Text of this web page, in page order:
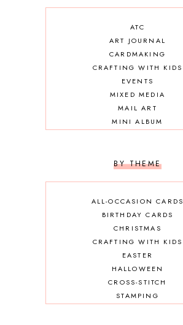
ATC
ART JOURNAL
CARDMAKING
CRAFTING WITH KIDS
EVENTS
MIXED MEDIA
MAIL ART
MINI ALBUM
BY THEME
ALL-OCCASION CARDS
BIRTHDAY CARDS
CHRISTMAS
CRAFTING WITH KIDS
EASTER
HALLOWEEN
CROSS-STITCH
STAMPING